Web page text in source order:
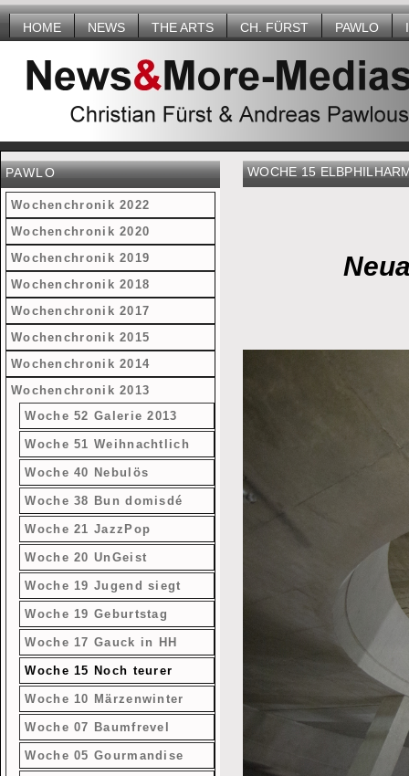
HOME NEWS THE ARTS CH. FÜRST PAWLO
PAWLO
Wochenchronik 2022
Wochenchronik 2020
Wochenchronik 2019
Wochenchronik 2018
Wochenchronik 2017
Wochenchronik 2015
Wochenchronik 2014
Wochenchronik 2013
Woche 52 Galerie 2013
Woche 51 Weihnachtlich
Woche 40 Nebulös
Woche 38 Bun domisdé
Woche 21 JazzPop
Woche 20 UnGeist
Woche 19 Jugend siegt
Woche 19 Geburtstag
Woche 17 Gauck in HH
Woche 15 Noch teurer
Woche 10 Märzenwinter
Woche 07 Baumfrevel
Woche 05 Gourmandise
WOCHE 15